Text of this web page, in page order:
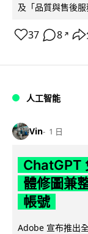
及「品質與售後
37 8 ↗
人工智能
Vin 1 日
ChatGPT
體修圖兼
帳號
Adobe 宣布推出